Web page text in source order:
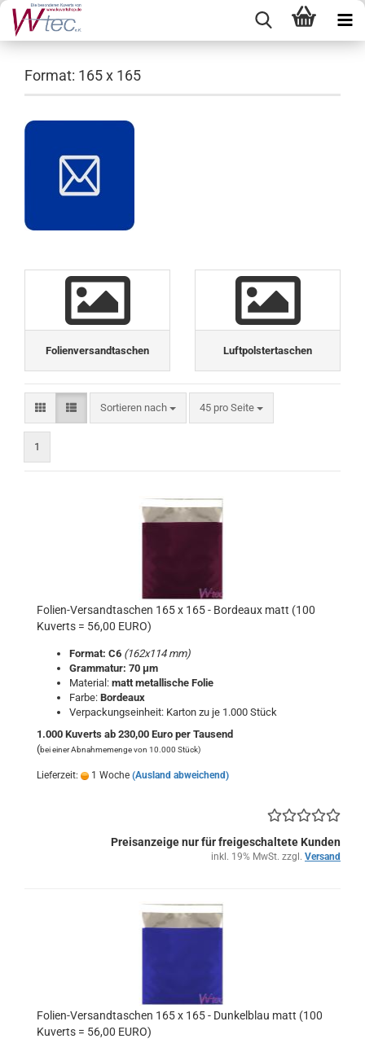
Format: 165 x 165
Folienversandtaschen Luftpolstertaschen
Sortieren nach
Sortieren nach 45 pro Seite
pro Seite
1
Folien-Versandtaschen 165 x 165 - Bordeaux matt (100
Kuverts = 56,00 EURO)
Format: C6 (162x114 mm)
Grammatur: 70 μm
Material: matt metallische Folie
Farbe: Bordeaux
Verpackungseinheit: Karton zu je 1.000 Stück
1.000 Kuverts ab 230,00 Euro per Tausend
(bei einer Abnahmemenge von 10.000 Stück)
Lieferzeit: 1 Woche (Ausland abweichend)
Preisanzeige nur für freigeschaltete Kunden
inkl. 19% MwSt. zzgl. Versand
Folien-Versandtaschen 165 x 165 - Dunkelblau matt (100
Kuverts = 56,00 EURO)